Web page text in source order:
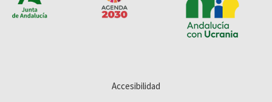
Accesibilidad